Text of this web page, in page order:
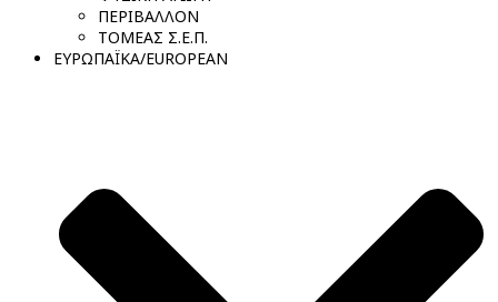
ΠΕΡΙΒΑΛΛΟΝ
ΤΟΜΕΑΣ Σ.Ε.Π.
ΕΥΡΩΠΑΪΚΑ/EUROPEAN